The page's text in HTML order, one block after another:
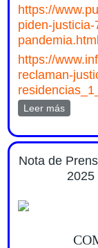
https://
piden-
pandemia.html
https://
reclaman-
Leer mássobre
Nota de
2025